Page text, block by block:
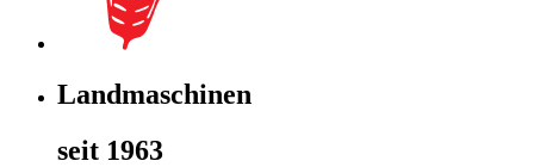
Landmaschinen
seit 1963